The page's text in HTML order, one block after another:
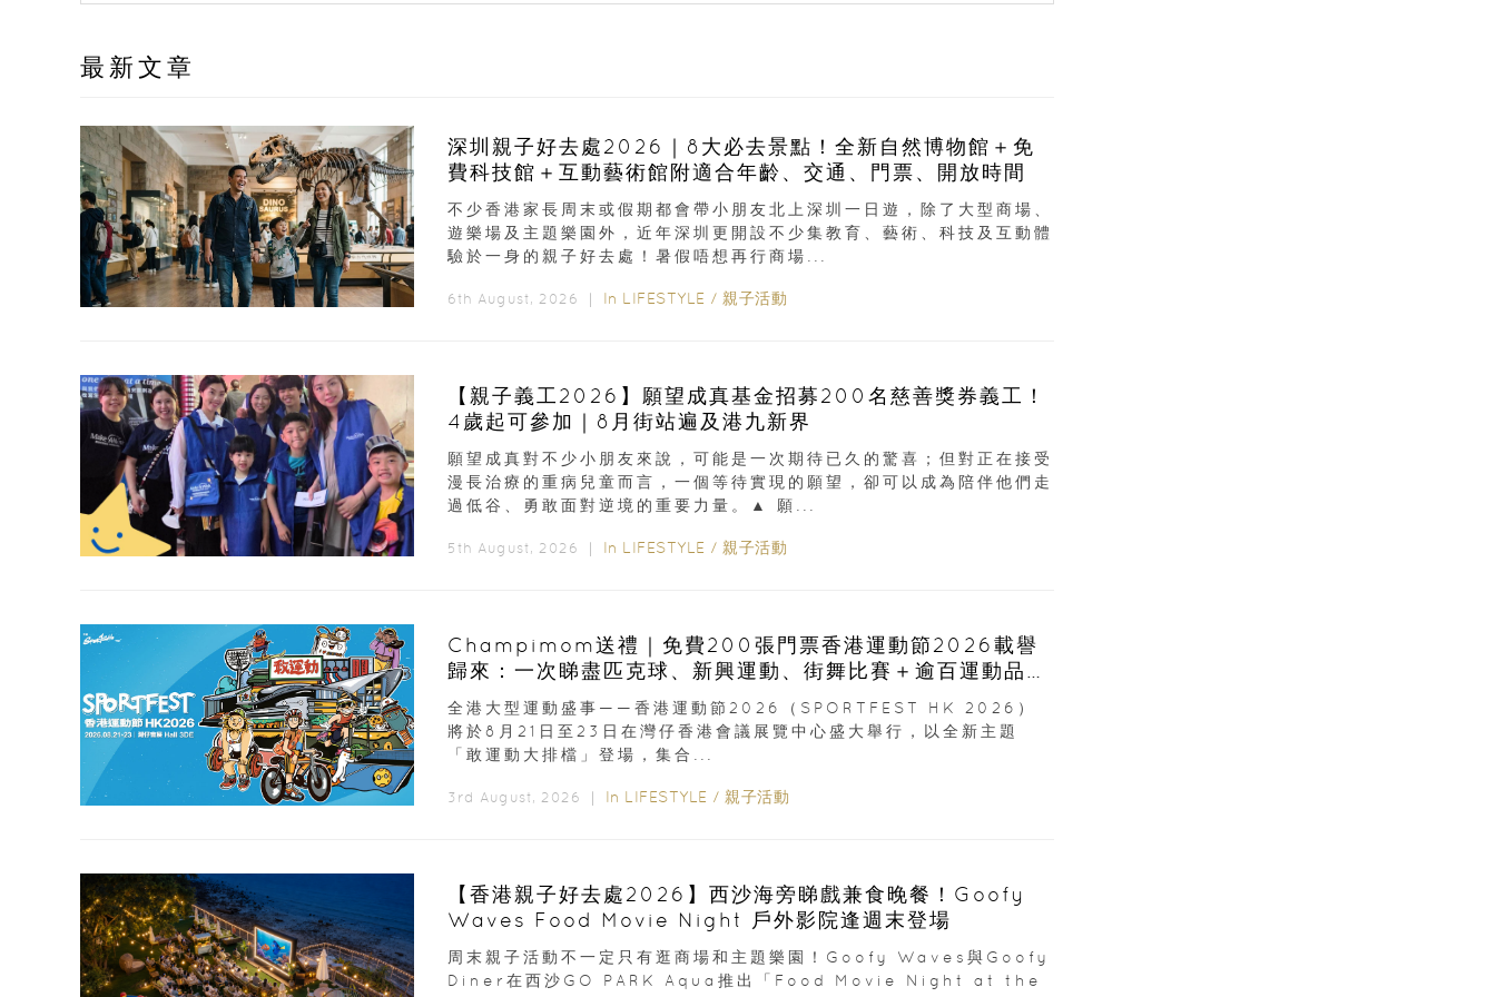
最新文章
深圳親子好去處2026｜8大必去景點！全新自然博物館＋免
費科技館＋互動藝術館附適合年齡、交通、門票、開放時間
不少香港家長周末或假期都會帶小朋友北上深圳一日遊，除了大型商場、
遊樂場及主題樂園外，近年深圳更開設不少集教育、藝術、科技及互動體
驗於一身的親子好去處！暑假唔想再行商場...
6th August, 2026 ｜ In LIFESTYLE / 親子活動
【親子義工2026】願望成真基金招募200名慈善獎券義工！
4歲起可參加｜8月街站遍及港九新界
願望成真對不少小朋友來說，可能是一次期待已久的驚喜；但對正在接受
漫長治療的重病兒童而言，一個等待實現的願望，卻可以成為陪伴他們走
過低谷、勇敢面對逆境的重要力量。▲ 願...
5th August, 2026 ｜ In LIFESTYLE / 親子活動
Champimom送禮｜免費200張門票香港運動節2026載譽
歸來：一次睇盡匹克球、新興運動、街舞比賽＋逾百運動品牌
展覽
全港大型運動盛事——香港運動節2026（SPORTFEST HK 2026）
將於8月21日至23日在灣仔香港會議展覽中心盛大舉行，以全新主題
「敢運動大排檔」登場，集合...
3rd August, 2026 ｜ In LIFESTYLE / 親子活動
【香港親子好去處2026】西沙海旁睇戲兼食晚餐！Goofy
Waves Food Movie Night 戶外影院逢週末登場
周末親子活動不一定只有逛商場和主題樂園！Goofy Waves與Goofy
Diner在西沙GO PARK Aqua推出「Food Movie Night at the